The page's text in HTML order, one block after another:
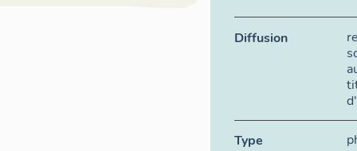
Diffusion
Type